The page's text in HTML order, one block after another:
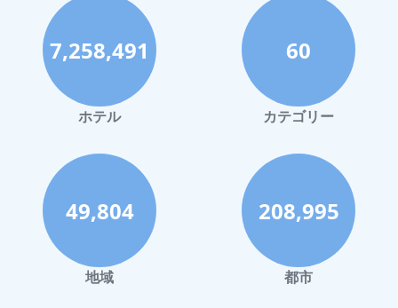
宮古島でのホテル
函館市でのホテル
ハワイイでのホテル
鎌倉市でのホテル
奈良市でのホテル
長野市でのホテル
大分市でのホテル
宮島でのホテル
7,258,491
ホテル
60
カテゴリー
49,804
地域
208,995
都市